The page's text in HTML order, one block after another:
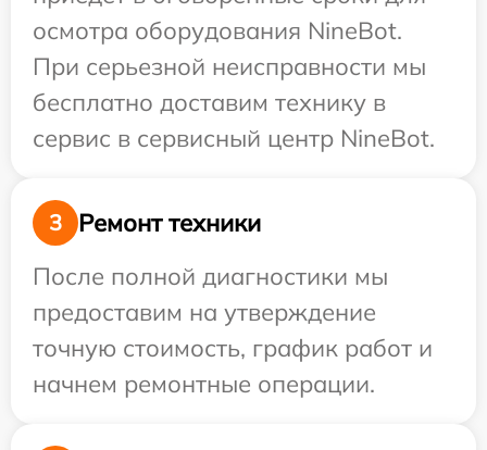
осмотра оборудования NineBot.
При серьезной неисправности мы
бесплатно доставим технику в
сервис в сервисный центр NineBot.
3
Ремонт техники
После полной диагностики мы
предоставим на утверждение
точную стоимость, график работ и
начнем ремонтные операции.